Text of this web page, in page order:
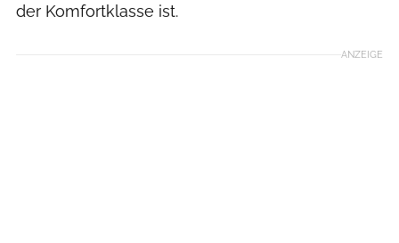
der Komfortklasse ist.
ANZEIGE